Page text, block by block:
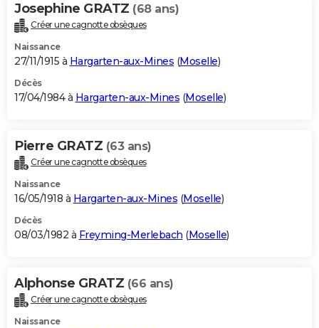
Josephine GRATZ (68 ans)
Créer une cagnotte obsèques
Naissance
27/11/1915 à Hargarten-aux-Mines (Moselle)
Décès
17/04/1984 à Hargarten-aux-Mines (Moselle)
Pierre GRATZ (63 ans)
Créer une cagnotte obsèques
Naissance
16/05/1918 à Hargarten-aux-Mines (Moselle)
Décès
08/03/1982 à Freyming-Merlebach (Moselle)
Alphonse GRATZ (66 ans)
Créer une cagnotte obsèques
Naissance